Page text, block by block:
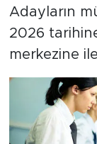
Adayların
2026
merkezine